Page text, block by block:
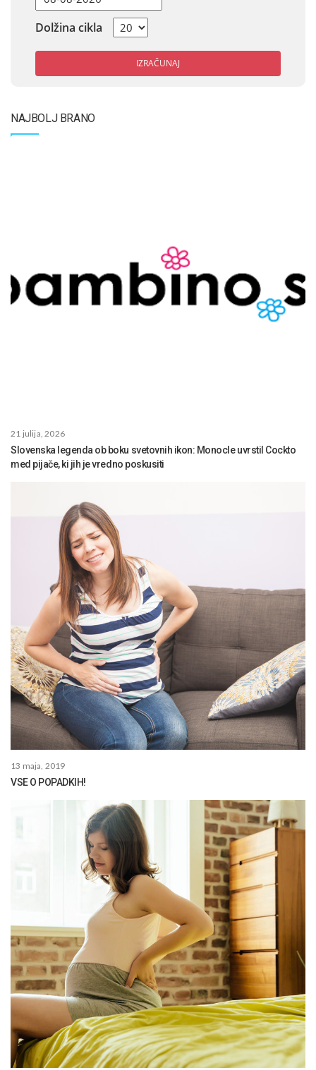
Dolžina cikla
IZRAČUNAJ
NAJBOLJ BRANO
21 julija, 2026
Slovenska legenda ob boku svetovnih ikon: Monocle uvrstil Cockto
med pijače, ki jih je vredno poskusiti
13 maja, 2019
VSE O POPADKIH!